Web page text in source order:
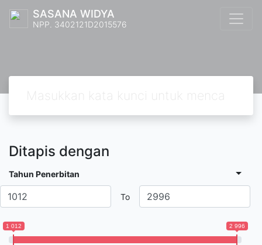
SASANA WIDYA
NPP. 3402121D2015576
Ditapis dengan
Tahun Penerbitan
To
1 012 2 996